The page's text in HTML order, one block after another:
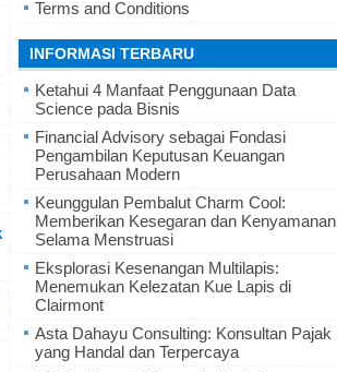
Terms and Conditions
INFORMASI TERBARU
Ketahui 4 Manfaat Penggunaan Data
Science pada Bisnis
Financial Advisory sebagai Fondasi
Pengambilan Keputusan Keuangan
Perusahaan Modern
Keunggulan Pembalut Charm Cool:
Memberikan Kesegaran dan Kenyamanan
Selama Menstruasi
Eksplorasi Kesenangan Multilapis:
Menemukan Kelezatan Kue Lapis di
Clairmont
Asta Dahayu Consulting: Konsultan Pajak
yang Handal dan Terpercaya